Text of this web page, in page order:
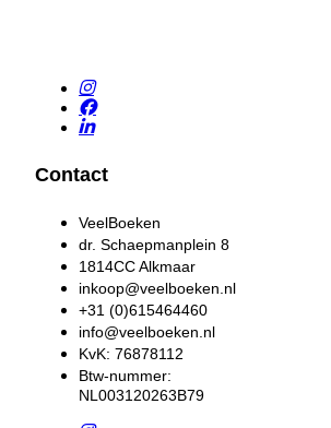
Contact
VeelBoeken
dr. Schaepmanplein 8
1814CC Alkmaar
inkoop@veelboeken.nl
+31 (0)615464460
info@veelboeken.nl
KvK: 76878112
Btw-nummer:
NL003120263B79